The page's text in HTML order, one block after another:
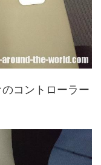
コントローラー